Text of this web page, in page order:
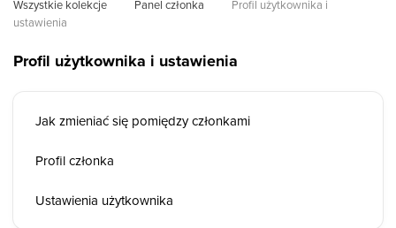
Wszystkie kolekcje Panel członka
Profil użytkownika i
ustawienia
Profil użytkownika i ustawienia
Jak zmieniać się pomiędzy członkami
Profil członka
Ustawienia użytkownika